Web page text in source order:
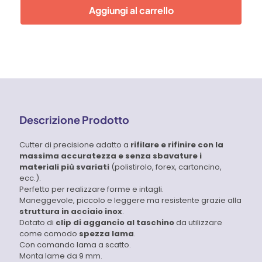
quantità
Aggiungi al carrello
Descrizione Prodotto
Cutter di precisione adatto a rifilare e rifinire con la
massima accuratezza e senza sbavature i
materiali più svariati (polistirolo, forex, cartoncino,
ecc.).
Perfetto per realizzare forme e intagli.
Maneggevole, piccolo e leggere ma resistente grazie alla
struttura in acciaio inox.
Dotato di clip di aggancio al taschinoda utilizzare
come comodo spezza lama.
Con comando lama a scatto.
Monta lame da 9 mm.